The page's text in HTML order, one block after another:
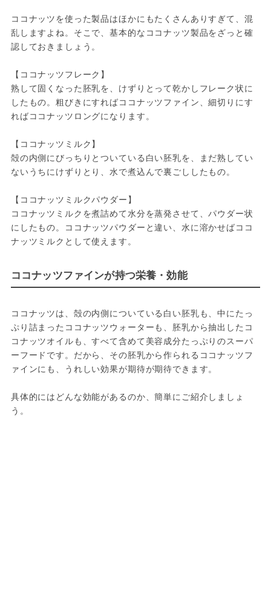
ココナッツを使った製品はほかにもたくさんありすぎて、混
乱しますよね。そこで、基本的なココナッツ製品をざっと確
認しておきましょう。
【ココナッツフレーク】
熟して固くなった胚乳を、けずりとって乾かしフレーク状に
したもの。粗びきにすればココナッツファイン、細切りにす
ればココナッツロングになります。
【ココナッツミルク】
殻の内側にびっちりとついている白い胚乳を、まだ熟してい
ないうちにけずりとり、水で煮込んで裏ごししたもの。
【ココナッツミルクパウダー】
ココナッツミルクを煮詰めて水分を蒸発させて、パウダー状
にしたもの。ココナッツパウダーと違い、水に溶かせばココ
ナッツミルクとして使えます。
ココナッツファインが持つ栄養・効能
ココナッツは、殻の内側についている白い胚乳も、中にたっ
ぷり詰まったココナッツウォーターも、胚乳から抽出したコ
コナッツオイルも、すべて含めて美容成分たっぷりのスーパ
ーフードです。だから、その胚乳から作られるココナッツフ
ァインにも、うれしい効果が期待が期待できます。
具体的にはどんな効能があるのか、簡単にご紹介しましょ
う。